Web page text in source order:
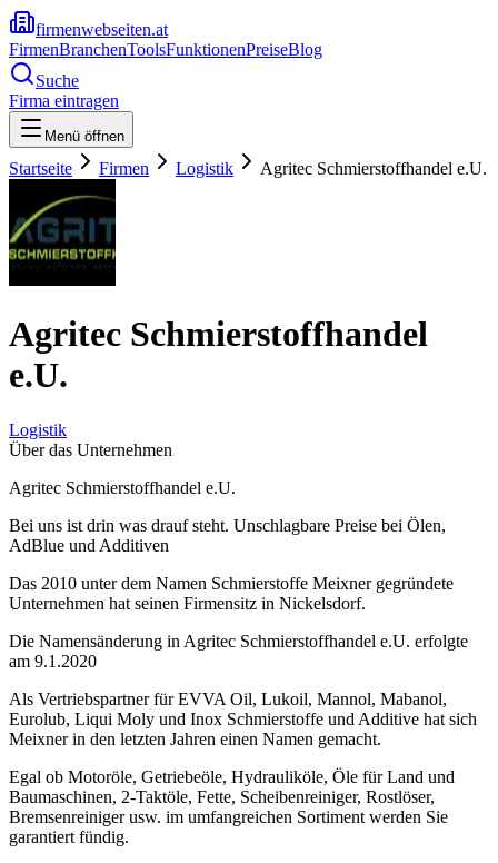
firmenwebseiten.at
FirmenBranchenToolsFunktionenPreiseBlog
Suche
Firma eintragen
Menü öffnen
Startseite Firmen Logistik Agritec Schmierstoffhandel e.U.
Agritec Schmierstoffhandel
e.U.
Logistik
Über das Unternehmen
Agritec Schmierstoffhandel e.U.
Bei uns ist drin was drauf steht. Unschlagbare Preise bei Ölen,
AdBlue und Additiven
Das 2010 unter dem Namen Schmierstoffe Meixner gegründete
Unternehmen hat seinen Firmensitz in Nickelsdorf.
Die Namensänderung in Agritec Schmierstoffhandel e.U. erfolgte
am 9.1.2020
Als Vertriebspartner für EVVA Oil, Lukoil, Mannol, Mabanol,
Eurolub, Liqui Moly und Inox Schmierstoffe und Additive hat sich
Meixner in den letzten Jahren einen Namen gemacht.
Egal ob Motoröle, Getriebeöle, Hydrauliköle, Öle für Land und
Baumaschinen, 2-Taktöle, Fette, Scheibenreiniger, Rostlöser,
Bremsenreiniger usw. im umfangreichen Sortiment werden Sie
garantiert fündig.